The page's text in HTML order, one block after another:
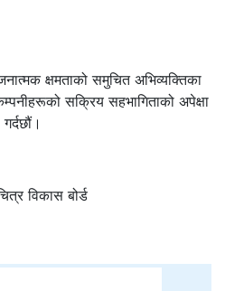
क्षमताको समुचित अभिव्यक्तिका
सक्रिय सहभागिताको अपेक्षा
गर्दछौं।
विकास बोर्ड